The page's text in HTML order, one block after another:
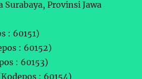
Provinsi Jawa
: 60151)
: 60152)
: 60153)
: 60154)